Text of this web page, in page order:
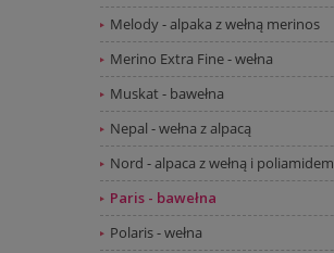
Melody - alpaka z wełną merinos
Merino Extra Fine - wełna
Muskat - bawełna
Nepal - wełna z alpacą
Nord - alpaca z wełną i poliamidem
Paris - bawełna
Polaris - wełna